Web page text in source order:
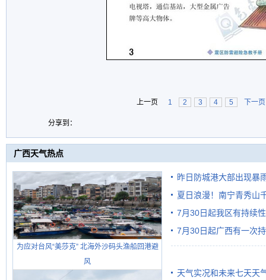
上一页 1 2 3 4 5 下一页
分享到：
广西天气热点
为应对台风“美莎克” 北海外沙码头渔船回港避
风
昨日防城港大部出现暴
雨
夏日浪漫！南宁青秀山
7月30日起我区有持续
7月30日起广西有一次
天气实况和未来七天天